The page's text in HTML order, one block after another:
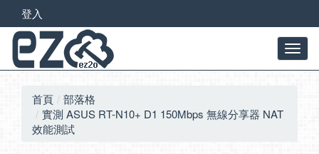
登入
首頁
部落格
實測 ASUS RT-N10+ D1 150Mbps 無線分享器 NAT
效能測試